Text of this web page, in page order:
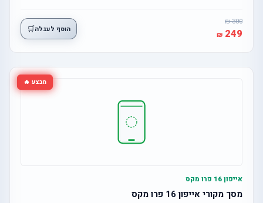
300
249 הוסף לעגלה🛒
מבצע 🔥
אייפון 16 פרו מקס
מסך מקורי אייפון 16 פרו מקס